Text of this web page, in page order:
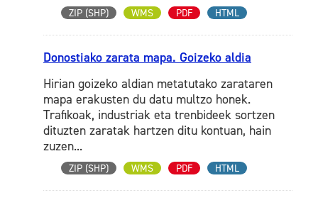
ZIP (SHP) WMS PDF HTML
Donostiako zarata mapa. Goizeko aldia
Hirian goizeko aldian metatutako zarataren
mapa erakusten du datu multzo honek.
Trafikoak, industriak eta trenbideek sortzen
dituzten zaratak hartzen ditu kontuan, hain
zuzen...
ZIP (SHP) WMS PDF HTML